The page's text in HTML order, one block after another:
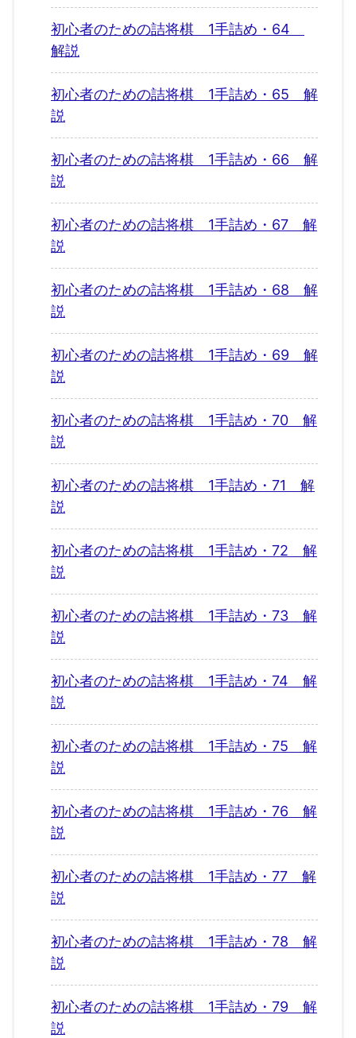
初心者のための詰将棋 1手詰め・64
解説
初心者のための詰将棋 1手詰め・65 解
説
初心者のための詰将棋 1手詰め・66 解
説
初心者のための詰将棋 1手詰め・67 解
説
初心者のための詰将棋 1手詰め・68 解
説
初心者のための詰将棋 1手詰め・69 解
説
初心者のための詰将棋 1手詰め・70 解
説
初心者のための詰将棋 1手詰め・71 解
説
初心者のための詰将棋 1手詰め・72 解
説
初心者のための詰将棋 1手詰め・73 解
説
初心者のための詰将棋 1手詰め・74 解
説
初心者のための詰将棋 1手詰め・75 解
説
初心者のための詰将棋 1手詰め・76 解
説
初心者のための詰将棋 1手詰め・77 解
説
初心者のための詰将棋 1手詰め・78 解
説
初心者のための詰将棋 1手詰め・79 解
説